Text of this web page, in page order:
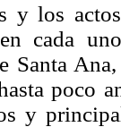
y los
cada
Santa
poco
y